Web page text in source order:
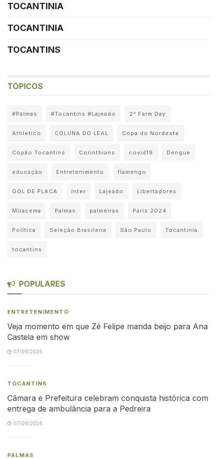
TOCANTINIA
TOCANTINIA
TOCANTINS
TÓPICOS
#Palmas #Tocantins #Lajeado 2° Farm Day
Athletico COLUNA DO LEAL Copa do Nordeste
Copão Tocantins Corinthians covid19 Dengue
educação Entretenimento flamengo
GOL DE PLACA Inter Lajeado Libertadores
Miracema Palmas palmeiras Paris 2024
Política Seleção Brasileira São Paulo Tocantinia
tocantins
POPULARES
ENTRETENIMENTO
Veja momento em que Zé Felipe manda beijo para Ana
Castela em show
07/08/2026
TOCANTINS
Câmara e Prefeitura celebram conquista histórica com
entrega de ambulância para a Pedreira
07/08/2026
PALMAS